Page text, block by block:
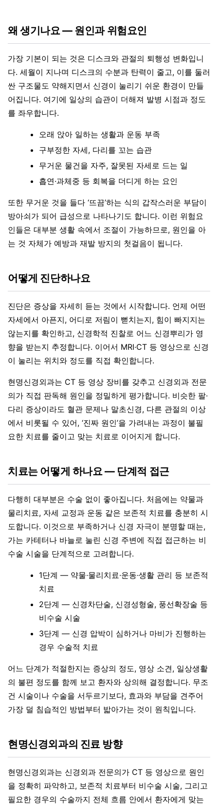
왜 생기나요 — 원인과 위험요인
가장 기본이 되는 것은 디스크와 관절의 퇴행성 변화입니
다. 세월이 지나며 디스크의 수분과 탄력이 줄고, 이를 둘러
싼 구조물도 약해지면서 신경이 눌리기 쉬운 환경이 만들
어집니다. 여기에 일상의 습관이 더해져 발병 시점과 정도
를 좌우합니다.
오래 앉아 일하는 생활과 운동 부족
구부정한 자세, 다리를 꼬는 습관
무거운 물건을 자주, 잘못된 자세로 드는 일
흡연·과체중 등 회복을 더디게 하는 요인
또한 무거운 것을 들다 ‘뜨끔’하는 식의 갑작스러운 부담이
방아쇠가 되어 급성으로 나타나기도 합니다. 이런 위험요
인들은 대부분 생활 속에서 조절이 가능하므로, 원인을 아
는 것 자체가 예방과 재발 방지의 첫걸음이 됩니다.
어떻게 진단하나요
진단은 증상을 자세히 듣는 것에서 시작합니다. 언제 어떤
자세에서 아픈지, 어디로 저림이 뻗치는지, 힘이 빠지지는
않는지를 확인하고, 신경학적 진찰로 어느 신경뿌리가 영
향을 받는지 추정합니다. 이어서 MRI·CT 등 영상으로 신경
이 눌리는 위치와 정도를 직접 확인합니다.
현명신경외과는 CT 등 영상 장비를 갖추고 신경외과 전문
의가 직접 판독해 원인을 정밀하게 평가합니다. 비슷한 팔·
다리 증상이라도 혈관 문제나 말초신경, 다른 관절의 이상
에서 비롯될 수 있어, ‘진짜 원인’을 가려내는 과정이 불필
요한 치료를 줄이고 맞는 치료로 이어지게 합니다.
치료는 어떻게 하나요 — 단계적 접근
다행히 대부분은 수술 없이 좋아집니다. 처음에는 약물과
물리치료, 자세 교정과 운동 같은 보존적 치료를 충분히 시
도합니다. 이것으로 부족하거나 신경 자극이 분명할 때는,
가는 카테터나 바늘로 눌린 신경 주변에 직접 접근하는 비
수술 시술을 단계적으로 고려합니다.
1단계 — 약물·물리치료·운동·생활 관리 등 보존적
치료
2단계 — 신경차단술, 신경성형술, 풍선확장술 등
비수술 시술
3단계 — 신경 압박이 심하거나 마비가 진행하는
경우 수술적 치료
어느 단계가 적절한지는 증상의 정도, 영상 소견, 일상생활
의 불편 정도를 함께 보고 환자와 상의해 결정합니다. 무조
건 시술이나 수술을 서두르기보다, 효과와 부담을 견주어
가장 덜 침습적인 방법부터 밟아가는 것이 원칙입니다.
현명신경외과의 진료 방향
현명신경외과는 신경외과 전문의가 CT 등 영상으로 원인
을 정확히 파악하고, 보존적 치료부터 비수술 시술, 그리고
필요한 경우의 수술까지 전체 흐름 안에서 환자에게 맞는